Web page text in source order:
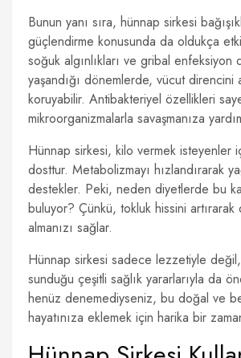
Bunun yanı sıra, hünnap sirkesi
güçlendirme konusunda da oldukça
soğuk algınlıkları ve gribal enfeksiyon
yaşandığı dönemlerde, vücut direncini
koruyabilir. Antibakteriyel özellikleri
mikroorganizmalarla savaşmanıza
Hünnap sirkesi, kilo vermek isteyenler
dosttur. Metabolizmayı hızlandırarak
destekler. Peki, neden diyetlerde bu
buluyor? Çünkü, tokluk hissini artırarak
almanızı sağlar.
Hünnap sirkesi sadece lezzetiyle
sunduğu çeşitli sağlık yararlarıyla da
henüz denemediyseniz, bu doğal ve
hayatınıza eklemek için harika bir